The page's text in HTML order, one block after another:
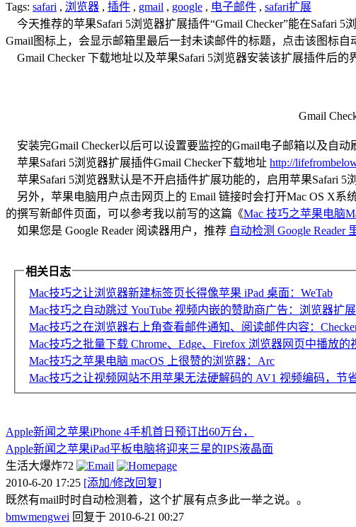
Tags: safari , 浏览器 , 插件 , gmail , google , 电子邮件 , safari扩展
今天推荐的苹果Safari 5浏览器扩展插件“Gmail Checker”能在Safari
Gmail图标上，会显示邮箱里最后一封未读邮件的标题，点击该图标自
Gmail Checker 下载地址以及苹果Safari 5浏览器安装该扩展插件后的
Gmail
安装完Gmail Checker以后可以设置要监控的Gmail电子邮箱以及自动
苹果Safari 5浏览器扩展插件Gmail Checker下载地址 http://
苹果Safari 5浏览器默认是不开启插件扩展功能的，启用苹果Safari 5
另外，苹果电脑用户点击网页上的 Email 链接时会打开Mac OS X系
的撰写新邮件页面，可以参考我以前写的这篇《Mac 技巧之苹果电脑
如果您是 Google Reader 阅读器用户，推荐 自动检测 Google Reader
相关日志
Mac技巧之让浏览器新建标签页长得像苹果 iPad 桌面：WeTab
Mac技巧之自动跳过 YouTube 视频内嵌的赞助商广告：浏览器扩展
Mac技巧之在浏览器右上角查看邮件通知、阅读邮件内容：
Mac技巧之批量下载 Chrome、Edge、Firefox 浏览器网页中播放的
Mac技巧之苹果电脑 macOS 上很赞的浏览器：Arc
Mac技巧之让视频网站不用苹果无法硬解码的 AV1 视频编码，节
Apple新闻之苹果iPhone 4手机首日预订出60万台，
Apple新闻之苹果iPad平板电脑将迎来三星的IPS液晶面
生活大爆炸72
2010-6-20 17:25 [添加/修改回复]
既然有mail时时自动检测着，这个扩展有点多此一举之说。。
bmwmengwei 回复于 2010-6-21 00:27